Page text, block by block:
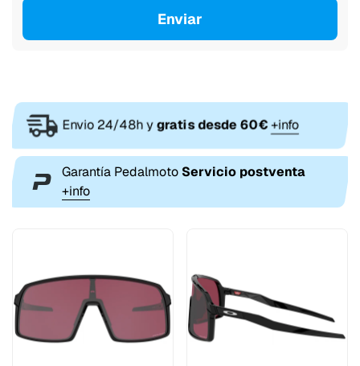
Enviar
Envio 24/48h ygratis desde 60€+info
Garantía Pedalmoto Servicio postventa
+info